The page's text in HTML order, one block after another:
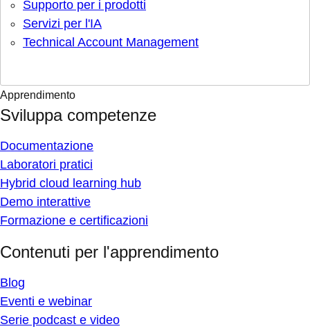
Supporto per i prodotti
Servizi per l'IA
Technical Account Management
Apprendimento
Sviluppa competenze
Documentazione
Laboratori pratici
Hybrid cloud learning hub
Demo interattive
Formazione e certificazioni
Contenuti per l'apprendimento
Blog
Eventi e webinar
Serie podcast e video